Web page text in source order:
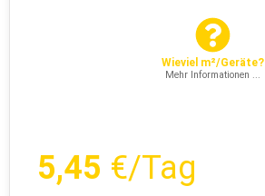
Wieviel m²/Geräte?
Mehr Informationen ...
5,45 €/Tag